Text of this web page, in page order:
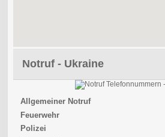
Notruf - Ukraine
Allgemeiner Notruf
Feuerwehr
Polizei